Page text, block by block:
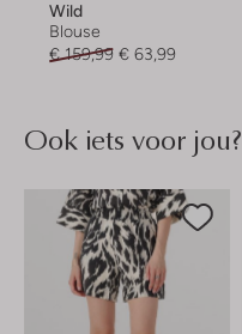
Wild
Blouse
€ 159,99 € 63,99
Ook iets voor jou?